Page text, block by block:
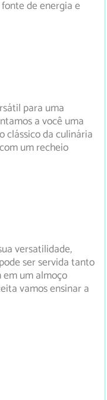
de energia e
para uma
a você uma
clássico da culinária
um recheio
versatilidade,
ser servida tanto
um almoço
vamos ensinar a